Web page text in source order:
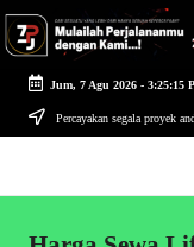
Skip
content
Jum, 7 Agu 2026- 3:25:16
Percayakan segala proyek